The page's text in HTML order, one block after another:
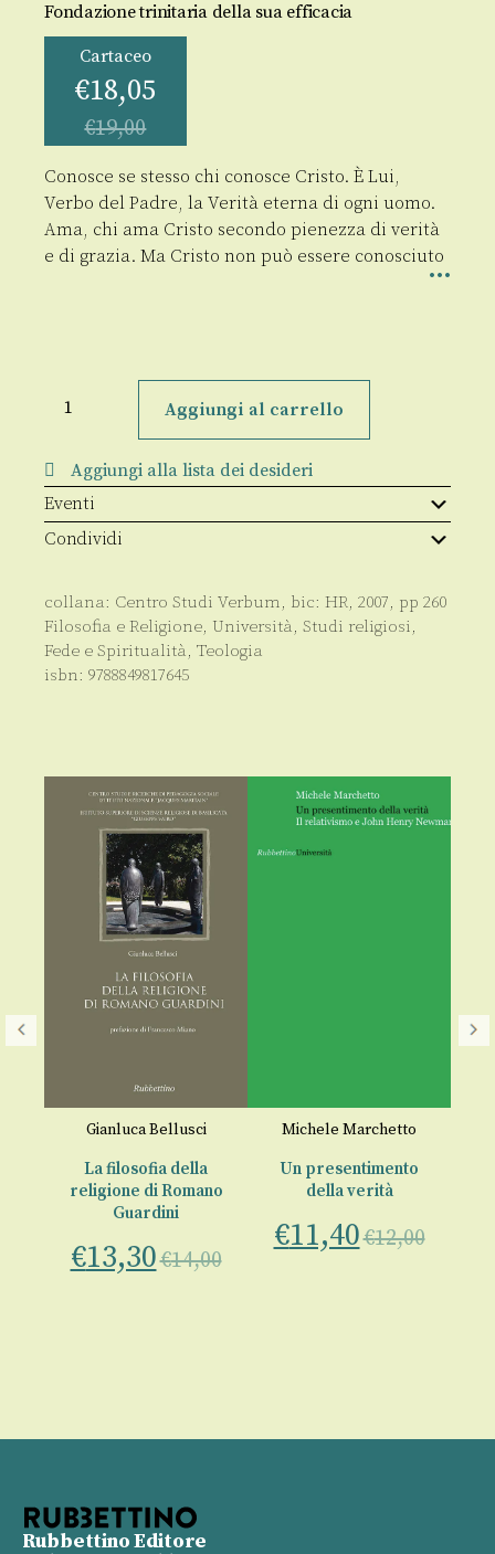
Fondazione trinitaria della sua efficacia
Cartaceo
€18,05
€19,00
Conosce se stesso chi conosce Cristo. È Lui,
Verbo del Padre, la Verità eterna di ogni uomo.
Ama, chi ama Cristo secondo pienezza di verità
e di grazia. Ma Cristo non può essere conosciuto
Parola
quantità
Aggiungi al carrello
Aggiungi alla lista dei desideri
Eventi
Condividi
collana: Centro Studi Verbum, bic: HR, 2007, pp 260
Filosofia e Religione, Università, Studi religiosi,
Fede e Spiritualità, Teologia
isbn: 9788849817645
Gianluca Bellusci
La filosofia della
religione di Romano
Guardini
€13,30€14,00
Michele Marchetto
Un presentimento
della verità
€11,40€12,00
Rubbettino Editore